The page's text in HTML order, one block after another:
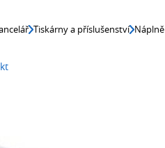
Tiskárny a příslušenství